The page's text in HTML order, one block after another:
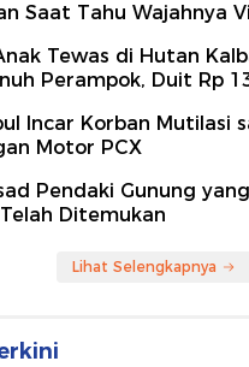
Saat Tahu Wajahnya
Tewas di Hutan
Perampok, Duit Rp
Incar Korban Mutilasi
Motor PCX
Pendaki Gunung
Ditemukan
Lihat Selengkapnya